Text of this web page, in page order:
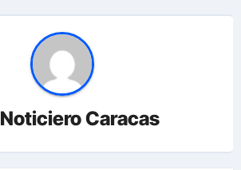
Noticiero Caracas